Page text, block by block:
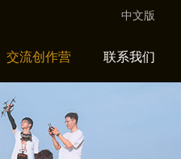
交流创作营 联系我们
中文版